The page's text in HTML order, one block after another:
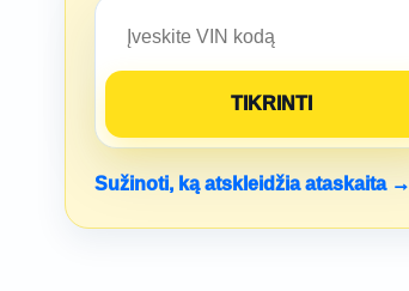
Sužinoti, ką atskleidžia ataskaita →